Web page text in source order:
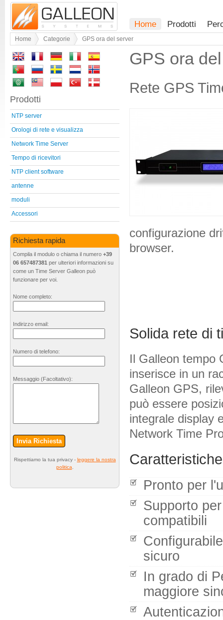
Home Prodotti
Home Categorie GPS ora del server
GPS ora
Rete GPS
configurazione
browser.
Solida rete di
Il Galleon tempo
inserisce in un
Galleon GPS,
può essere
integrale display
Network Time
Pronto per
Supporto
compatibili
sicuro
In grado di
maggiore
Prodotti
NTP server
Orologi di rete e visualizza
Network Time Server
Tempo di ricevitori
NTP client software
antenne
moduli
Accessori
Richiesta rapida
Compila il modulo o chiama il numero +39
06 657487381 per ulteriori informazioni su
come un Time Server Galleon può
funzionare per voi.
Nome completo:
Indirizzo email:
Numero di telefono:
Messaggio (Facoltativo):
Invia Richiesta
Rispettiamo la tua privacy - leggere la nostra
politica.